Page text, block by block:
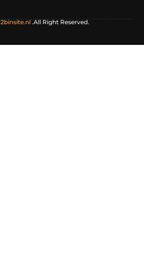
2binsite.nl.All Right Reserved.